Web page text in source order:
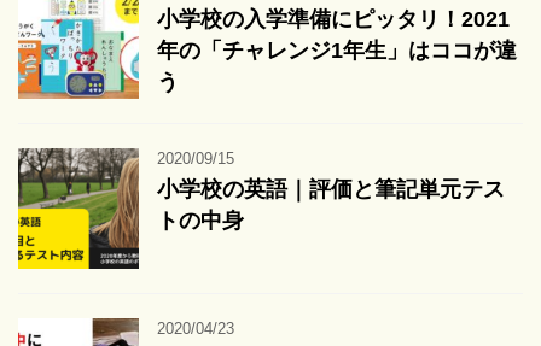
小学校の入学準備にピッタリ！2021
年の「チャレンジ1年生」はココが違
う
2020/09/15
小学校の英語｜評価と筆記単元テス
トの中身
2020/04/23